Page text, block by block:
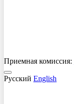
Приемная комиссия:
Русский English